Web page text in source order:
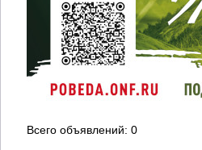
Всего объявлений: 0